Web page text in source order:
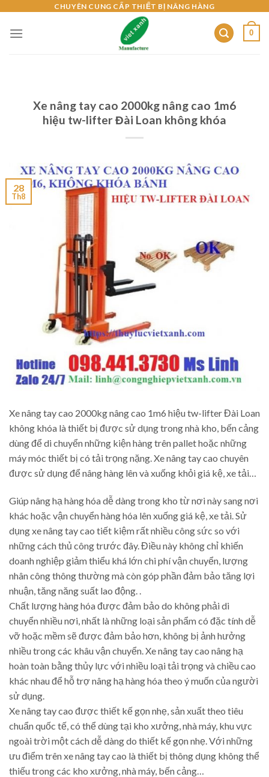
content
CHUYÊN CUNG CẤP THIẾT BỊ NÂNG HÀNG
0
Xe nâng tay cao 2000kg nâng cao 1m6
hiệu tw-lifter Đài Loan không khóa
28
Th8
Xe nâng tay cao 2000kg nâng cao 1m6 hiệu tw-lifter Đài Loan
không khóa là thiết bị được sử dụng trong nhà kho, bến cảng
dùng để di chuyển những kiện hàng trên pallet hoặc những
máy móc thiết bị có tải trọng nặng. Xe nâng tay cao chuyên
được sử dụng để nâng hàng lên và xuống khỏi giá kệ, xe tải…
Giúp nâng hạ hàng hóa dễ dàng trong kho từ nơi này sang nơi
khác hoặc vận chuyển hàng hóa lên xuống giá kệ, xe tải. Sử
dụng xe nâng tay cao tiết kiệm rất nhiều công sức so với
những cách thủ công trước đây. Điều này không chỉ khiến
doanh nghiệp giảm thiểu khá lớn chi phí vận chuyển, lượng
nhân công thông thường mà còn góp phần đảm bảo tăng lợi
nhuận, tăng năng suất lao động. .
Chất lượng hàng hóa được đảm bảo do không phải di
chuyển nhiều nơi, nhất là những loại sản phẩm có đặc tính dễ
vỡ hoặc mềm sẽ được đảm bảo hơn, không bị ảnh hưởng
nhiều trong các khâu vận chuyển. Xe nâng tay cao nâng hạ
hoàn toàn bằng thủy lực với nhiều loại tải trọng và chiều cao
khác nhau để hỗ trợ nâng hạ hàng hóa theo ý muốn của người
sử dụng.
Xe nâng tay cao được thiết kế gọn nhẹ, sản xuất theo tiêu
chuẩn quốc tế, có thể dùng tại kho xưởng, nhà máy, khu vực
ngoài trời một cách dễ dàng do thiết kế gọn nhẹ. Với những
ưu điểm trên xe nâng tay cao là thiết bị thông dụng không thể
thiếu trong các kho xưởng, nhà máy, bến cảng…